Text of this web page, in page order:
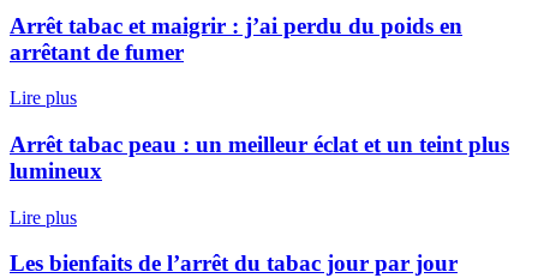
Arrêt tabac et maigrir : j’ai perdu du poids en
arrêtant de fumer
Lire plus
Arrêt tabac peau : un meilleur éclat et un teint plus
lumineux
Lire plus
Les bienfaits de l’arrêt du tabac jour par jour